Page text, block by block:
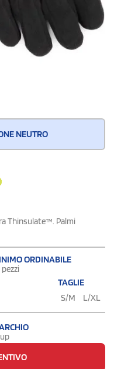
NEUTRO
Thinsulate™. Palmi
ORDINABILE
pezzi
TAGLIE
S/M
L/XL